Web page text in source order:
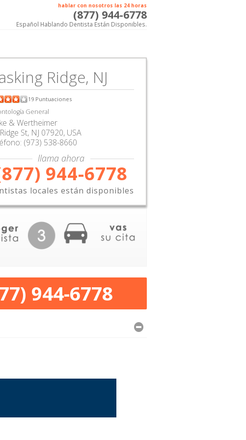
hablar con nosotros las 24 horas
(877) 944-6778
Español Hablando Dentista Están Disponibles.
Ridge, NJ
19 Puntuaciones
General
& Wertheimer
St, NJ 07920, USA
(973) 538-8660
llama ahora
944-6778
locales están disponibles
944-6778